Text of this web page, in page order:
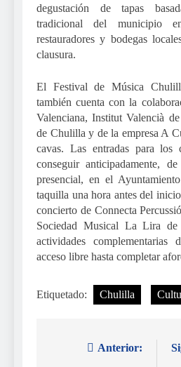
degustación de tapas
tradicional del municipio
restauradores y bodegas
clausura.
El Festival de Música
también cuenta con la
Valenciana, Institut Valencià
de Chulilla y de la empresa A
cavas. Las entradas para los
conseguir anticipadamente,
presencial, en el
taquilla una hora antes del
concierto de Connecta
Sociedad Musical La Lira
actividades
acceso libre hasta completar
Etiquetado: Chulilla
Navegación
Anterior: